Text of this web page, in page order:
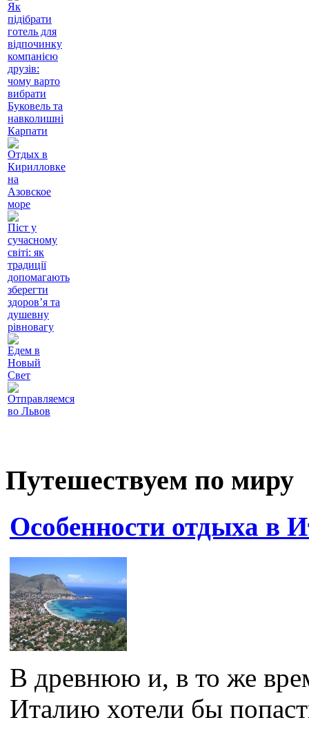
Як
підібрати
готель для
відпочинку
компанією
друзів:
чому варто
вибрати
Буковель та
навколишні
Карпати
Отдых в
Кирилловке
на
Азовское
море
Піст у
сучасному
світі: як
традиції
допомагають
зберегти
здоров’я та
душевну
рівновагу
Едем в
Новый
Свет
Отправляемся
во Львов
Путешествуем по миру
Особенности отдыха в
В древнюю и, в то же
Италию хотели бы